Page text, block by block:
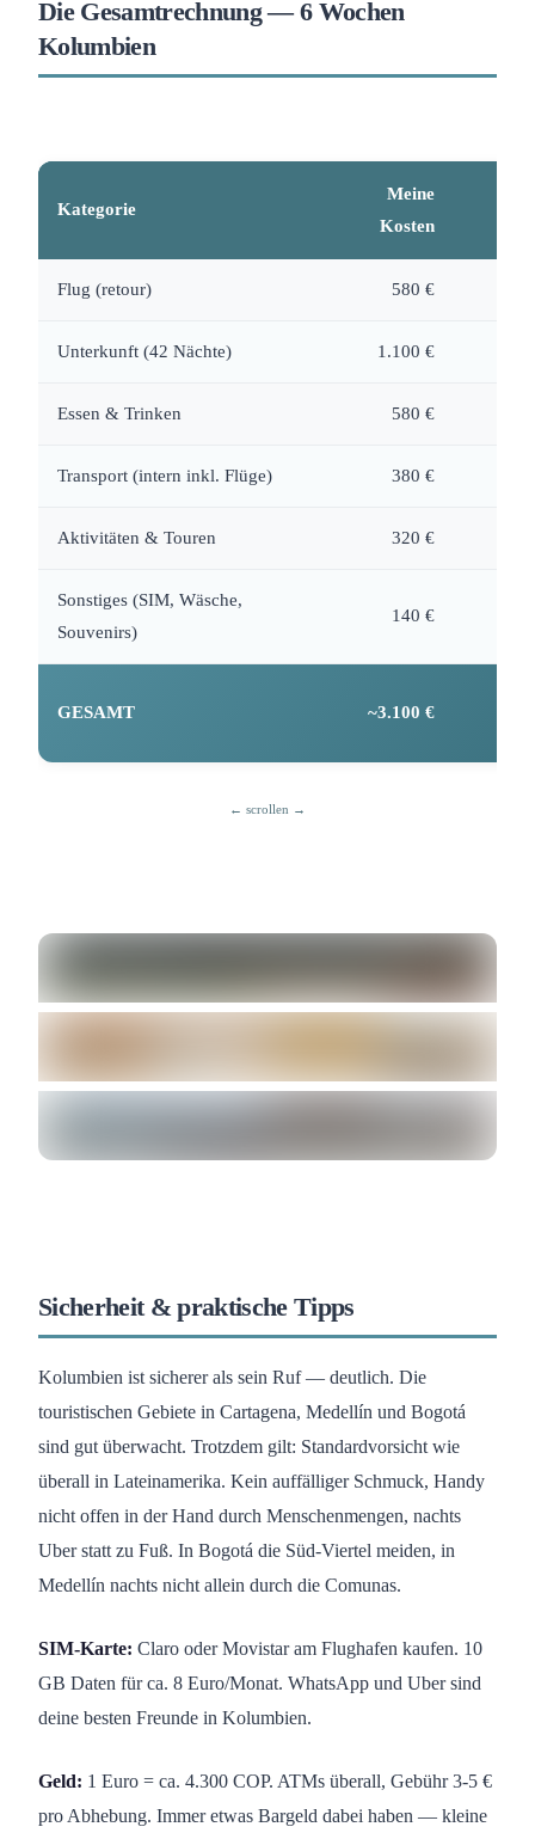
Die Gesamtrechnung — 6 Wochen
Kolumbien
Kategorie
Meine
Kosten
Flug (retour) 580 €
Unterkunft (42 Nächte) 1.100 €
Essen & Trinken 580 €
Transport (intern inkl. Flüge) 380 €
Aktivitäten & Touren 320 €
Sonstiges (SIM, Wäsche,
Souvenirs)
140 €
GESAMT ~3.100 €
Sicherheit & praktische Tipps
Kolumbien ist sicherer als sein Ruf — deutlich. Die
touristischen Gebiete in Cartagena, Medellín und Bogotá
sind gut überwacht. Trotzdem gilt: Standardvorsicht wie
überall in Lateinamerika. Kein auffälliger Schmuck, Handy
nicht offen in der Hand durch Menschenmengen, nachts
Uber statt zu Fuß. In Bogotá die Süd-Viertel meiden, in
Medellín nachts nicht allein durch die Comunas.
SIM-Karte: Claro oder Movistar am Flughafen kaufen. 10
GB Daten für ca. 8 Euro/Monat. WhatsApp und Uber sind
deine besten Freunde in Kolumbien.
Geld: 1 Euro = ca. 4.300 COP. ATMs überall, Gebühr 3-5 €
pro Abhebung. Immer etwas Bargeld dabei haben — kleine